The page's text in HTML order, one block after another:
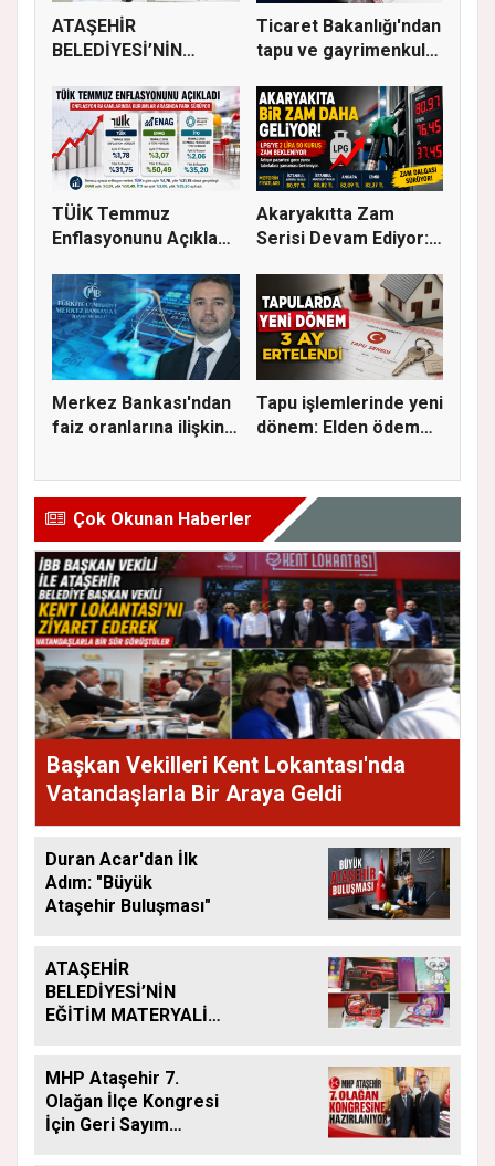
ATAŞEHİR
BELEDİYESİ’NİN
DEST...
Ticaret Bakanlığı'ndan
tapu ve gayrimenkul
TÜİK Temmuz
Enflasyonunu Açıkladı:
Akaryakıtta Zam
Serisi Devam Ediyor:
Merkez Bankası'ndan
faiz oranlarına ilişkin
Tapu işlemlerinde yeni
dönem: Elden ödeme
Çok Okunan Haberler
Başkan Vekilleri Kent Lokantası'nda
Vatandaşlarla Bir Araya Geldi
Duran Acar'dan İlk
Adım: "Büyük
Ataşehir Buluşması"
ATAŞEHİR
BELEDİYESİ’NİN
EĞİTİM MATERYALİ
SÜRÜYOR
MHP Ataşehir 7.
Olağan İlçe Kongresi
İçin Geri Sayım